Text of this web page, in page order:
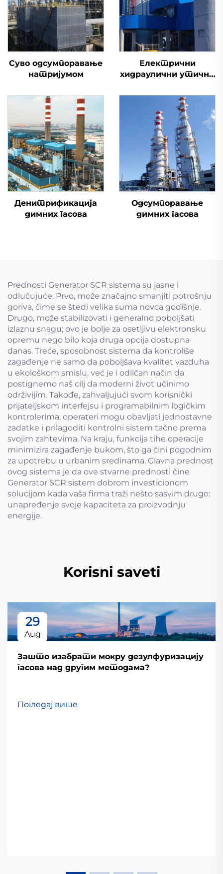
Суво одсумпоравање
натријумом
Електрични
хидраулични утични
Денитрификација
димних гасова
Одсумпоравање
димних гасова
Prednosti Generator SCR sistema su jasne i
odlučujuće. Prvo, može značajno smanjiti potrošnju
goriva, čime se štedi velika suma novca godišnje.
Drugo, može stabilizovati i generalno poboljšati
izlaznu snagu; ovo je bolje za osetljivu elektronsku
opremu nego bilo koja druga opcija dostupna
danas. Treće, sposobnost sistema da kontroliše
zagađenje ne samo da poboljšava kvalitet vazduha
u ekološkom smislu, već je i odličan način da
postignemo naš cilj da moderni život učinimo
održivijim. Takođe, zahvaljujući svom korisnički
prijateljskom interfejsu i programabilnim logičkim
kontrolerima, operateri mogu obavljati jednostavne
zadatke i prilagoditi kontrolni sistem tačno prema
svojim zahtevima. Na kraju, funkcija tihe operacije
minimizira zagađenje bukom, što ga čini pogodnim
za upotrebu u urbanim sredinama. Glavna prednost
ovog sistema je da ove stvarne prednosti čine
Generator SCR sistem dobrom investicionom
solucijom kada vaša firma traži nešto sasvim drugo:
unapređenje svoje kapaciteta za proizvodnju
energije.
Korisni saveti
29
Aug
Зашто изабрати мокру дезулфуризацију
гасова над другим методама?
Погледај више